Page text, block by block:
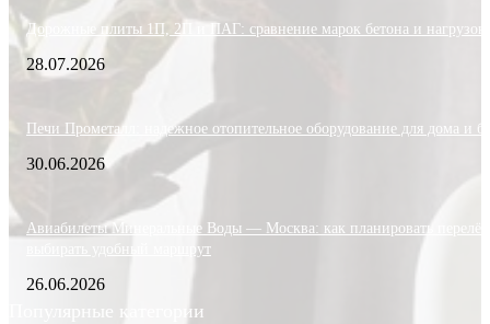
Дорожные плиты 1П, 2П и ПАГ: сравнение марок бетона и нагрузок
28.07.2026
Печи Прометалл: надежное отопительное оборудование для дома и
30.06.2026
Авиабилеты Минеральные Воды — Москва: как планировать
выбирать удобный маршрут
26.06.2026
Популярные категории